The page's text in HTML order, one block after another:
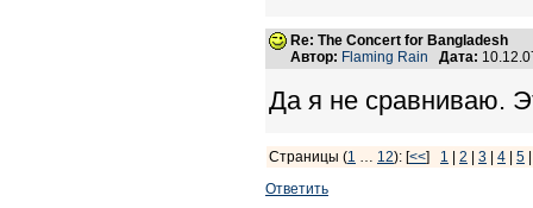
Re: The Concert for Bangladesh
Автор: Flaming Rain Дата:
Да я не сравниваю.
Страницы (1 … 12): [<<] 1 2 3 4 5
Ответить